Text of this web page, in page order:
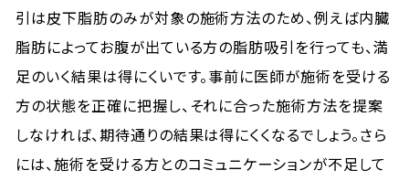
引は皮下脂肪のみが対象の施術方法のため、例えば内臓
脂肪によってお腹が出ている方の脂肪吸引を行っても、満
足のいく結果は得にくいです。事前に医師が施術を受ける
方の状態を正確に把握し、それに合った施術方法を提案
しなければ、期待通りの結果は得にくくなるでしょう。さら
には、施術を受ける方とのコミュニケーションが不足して